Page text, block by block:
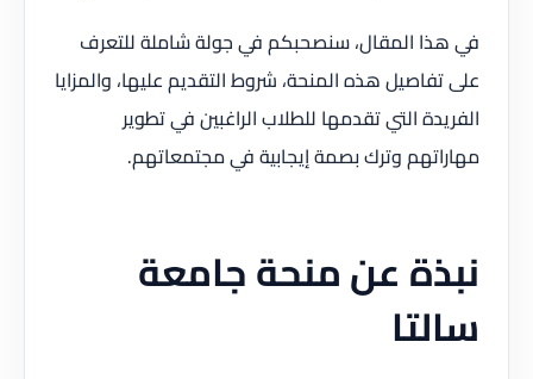
في هذا المقال، سنصحبكم في جولة شاملة للتعرف
على تفاصيل هذه المنحة، شروط التقديم عليها، والمزايا
الفريدة التي تقدمها للطلاب الراغبين في تطوير
مهاراتهم وترك بصمة إيجابية في مجتمعاتهم.
نبذة عن منحة جامعة
سالتا